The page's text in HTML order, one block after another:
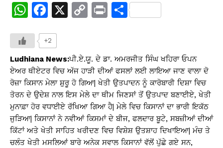
W
at
s
A
p
p
F
c
e
b
o
o
k
X
C
y
Li
n
k
Pr S
e
+2
Ludhiana News:ਪੀ.ਏ.ਯੂ. ਦੇ ਡਾ. ਅਮਰਜੀਤ ਸਿੰਘ ਖਹਿਰਾ ਓਪਨ
ਏਅਰ ਥੀਏਟਰ ਵਿਚ ਅੱਜ ਹਾੜੀ ਦੀਆਂ ਫਸਲਾਂ ਲਈ ਲਾਇਆ ਜਾਣ ਵਾਲਾ ਦੋ
ਰੋਜ਼ਾ ਕਿਸਾਨ ਮੇਲਾ ਸ਼ੁਰੂ ਹੋ ਗਿਆ| ਖੇਤੀ ਉਤਪਾਦਨ ਨੂੰ ਕਾਰੋਬਾਰੀ ਦਿਸ਼ਾ ਵਿਚ
ਤੋਰਨ ਦੇ ਉਦੇਸ਼ ਨਾਲ ਇਸ ਮੇਲੇ ਦਾ ਥੀਮ ਜਿਣਸਾਂ ਤੋਂ ਉਤਪਾਦ ਬਣਾਈਏ, ਖੇਤੀ
ਮੁਨਾਫ਼ਾ ਹੋਰ ਵਧਾਈਏ ਰੱਖਿਆ ਗਿਆ ਹੈ| ਮੇਲੇ ਵਿਚ ਕਿਸਾਨਾਂ ਦਾ ਭਾਰੀ ਇਕੱਠ
ਜੁੜਿਆ| ਕਿਸਾਨਾਂ ਨੇ ਨਵੀਆਂ ਕਿਸਮਾਂ ਦੇ ਬੀਜ, ਫਲਦਾਰ ਬੂਟੇ, ਸਬਜ਼ੀਆਂ ਦੀਆਂ
ਕਿੱਟਾਂ ਅਤੇ ਖੇਤੀ ਸਾਹਿਤ ਖਰੀਦਣ ਵਿਚ ਵਿਸ਼ੇਸ਼ ਉਤਸ਼ਾਹ ਦਿਖਾਇਆ| ਮੰਚ ਤੇ
ਚਲੰਤ ਖੇਤੀ ਮਸਲਿਆਂ ਬਾਰੇ ਅਨੇਕ ਸਵਾਲ ਕਿਸਾਨਾਂ ਵੱਲੋਂ ਪੁੱਛੇ ਗਏ ਸਨ,